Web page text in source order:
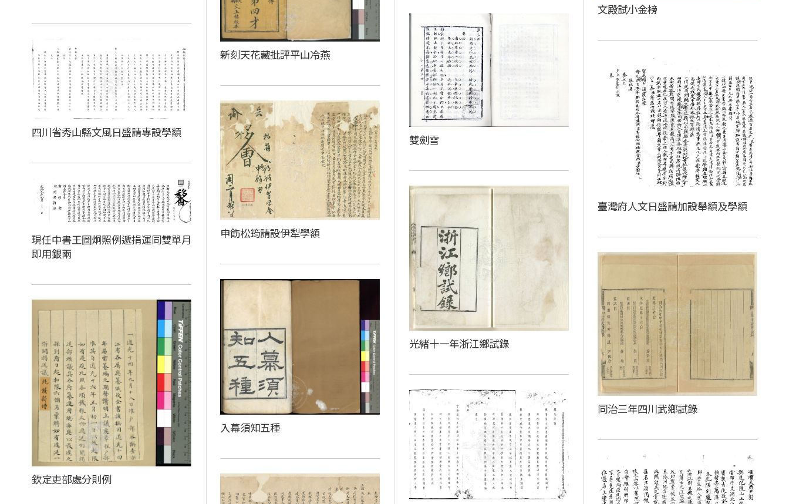
文殿試小金榜
新刻天花藏批評平山冷燕
雙劍雪
四川省秀山縣文風日盛請專設學額
臺灣府人文日盛請加設舉額及學額
申飭松筠請設伊犁學額
現任中書王圖炯照例遞捐運同雙單月
即用銀兩
光緒十一年浙江鄉試錄
同治三年四川武鄉試錄
入幕須知五種
欽定吏部處分則例